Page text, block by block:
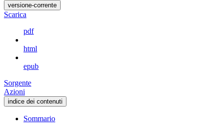
versione-corrente
Scarica
pdf
html
epub
Sorgente
Azioni
indice dei contenuti
Sommario